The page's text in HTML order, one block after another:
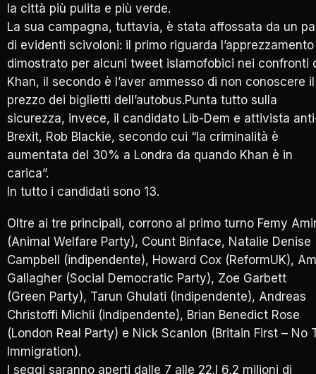
la città più pulita e più verde.
La sua campagna, tuttavia, è stata affossata da un
di evidenti scivoloni: il primo riguarda l’apprezzamento
dimostrato per alcuni tweet islamofobici nei confronti
Khan, il secondo è l’aver ammesso di non conoscere il
prezzo dei biglietti dell’autobus.Punta tutto sulla
sicurezza, invece, il candidato Lib-Dem e attivista
Brexit, Rob Blackie, secondo cui “la criminalità è
aumentata del 30% a Londra da quando Khan è in
carica”.
In tutto i candidati sono 13.
Oltre ai tre principali, corrono al primo turno Femy
(Animal Welfare Party), Count Binface, Natalie Denise
Campbell (indipendente), Howard Cox (ReformUK),
Gallagher (Social Democratic Party), Zoe Garbett
(Green Party), Tarun Ghulati (indipendente), Andreas
Christoffi Michli (indipendente), Brian Benedict Rose
(London Real Party) e Nick Scanlon (Britain First – No
Immigration).
I seggi saranno aperti dalle 7 alle 22.I 6,2 milioni di